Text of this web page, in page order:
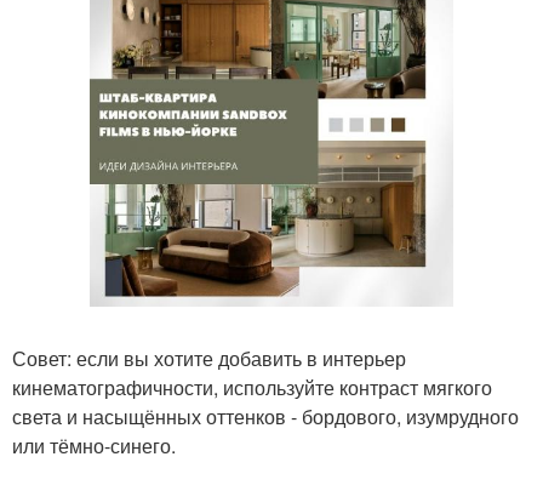
Совет: если вы хотите добавить в интерьер
кинематографичности, используйте контраст мягкого
света и насыщённых оттенков - бордового, изумрудного
или тёмно-синего.